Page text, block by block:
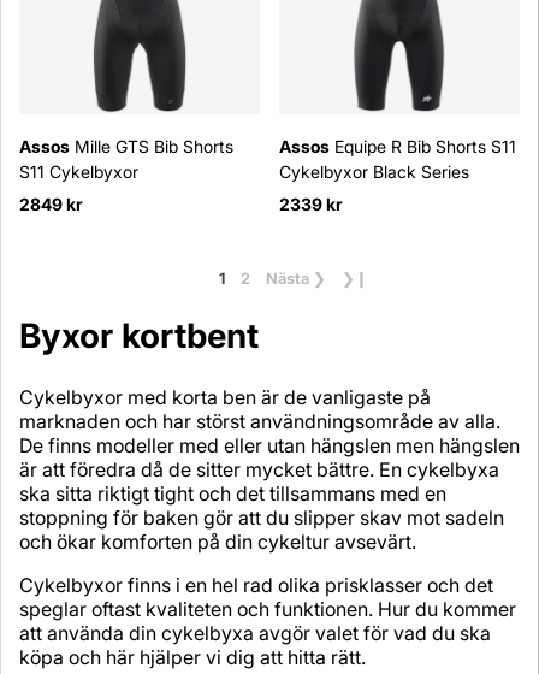
Assos Mille GTS Bib Shorts
S11 Cykelbyxor
2849 kr
Assos Equipe R Bib Shorts S11
Cykelbyxor Black Series
2339 kr
1 2 Nästa ❯ ❯❙
Byxor kortbent
Cykelbyxor med korta ben är de vanligaste på
marknaden och har störst användningsområde av alla.
De finns modeller med eller utan hängslen men hängslen
är att föredra då de sitter mycket bättre. En cykelbyxa
ska sitta riktigt tight och det tillsammans med en
stoppning för baken gör att du slipper skav mot sadeln
och ökar komforten på din cykeltur avsevärt.
Cykelbyxor finns i en hel rad olika prisklasser och det
speglar oftast kvaliteten och funktionen. Hur du kommer
att använda din cykelbyxa avgör valet för vad du ska
köpa och här hjälper vi dig att hitta rätt.